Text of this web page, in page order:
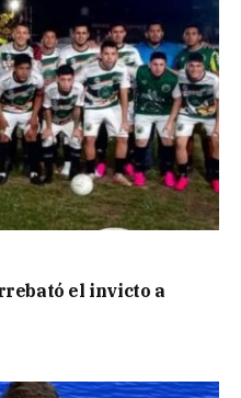
el invicto a